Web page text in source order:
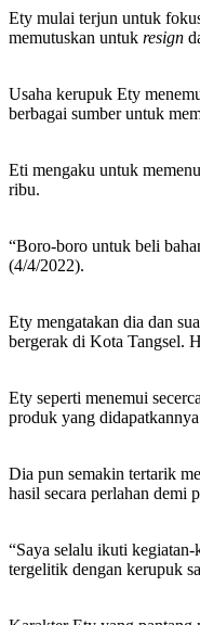
Ety mulai terjun untuk
memutuskan untuk resign
Usaha kerupuk Ety
berbagai sumber untuk
Eti mengaku untuk
ribu.
“Boro-boro untuk beli
(4/4/2022).
Ety mengatakan dia dan
bergerak di Kota Tangsel.
Ety seperti menemui
produk yang
Dia pun semakin tertarik
hasil secara perlahan demi
“Saya selalu ikuti kegiatan-
tergelitik dengan kerupuk